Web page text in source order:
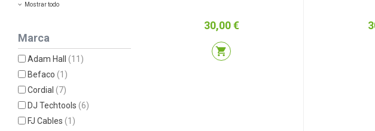
Mostrar todo
Marca
Adam Hall(11)
Befaco(1)
Cordial(7)
DJ Techtools(6)
FJ Cables(1)
Precio
30,00 €
shopping_cart